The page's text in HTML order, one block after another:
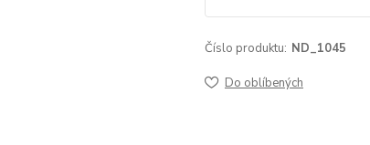
Číslo produktu: ND_1045
Do oblíbených